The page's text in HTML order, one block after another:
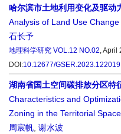
哈尔滨市土地利用变化及驱动
Analysis of Land Use
石长予
地理科学研究 VOL.12 NO.02, April
DOI:10.12677/GSER.2023.122019
湖南省国土空间碳排放分区特
Characteristics and
Zoning in the Territorial
周宸帆 谢水波